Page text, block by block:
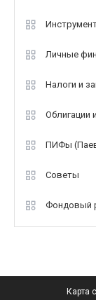
Личные
Налоги и
Облигации
ПИФы
Советы
Фондовый
Карта